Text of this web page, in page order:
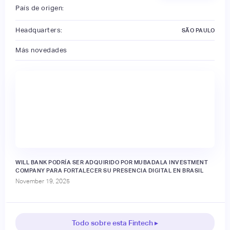
País de origen:
Headquarters: SÃO PAULO
Más novedades
WILL BANK PODRÍA SER ADQUIRIDO POR MUBADALA INVESTMENT
COMPANY PARA FORTALECER SU PRESENCIA DIGITAL EN BRASIL
November 19, 2025
Todo sobre esta Fintech ▸